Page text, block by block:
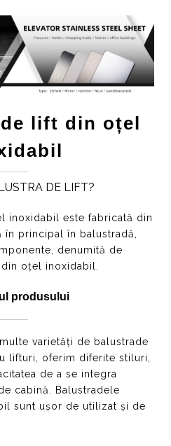
Inoxidabil
lift din oțel
DE LIFT?
inoxidabil este fabricată din
principal în balustradă,
denumită de
oțel inoxidabil.
produsului
varietăți de balustrade
lifturi, oferim diferite stiluri,
de a se integra
cabină. Balustradele
sunt ușor de utilizat și de